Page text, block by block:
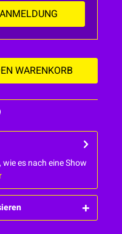
WARENKORB
es nach eine Show